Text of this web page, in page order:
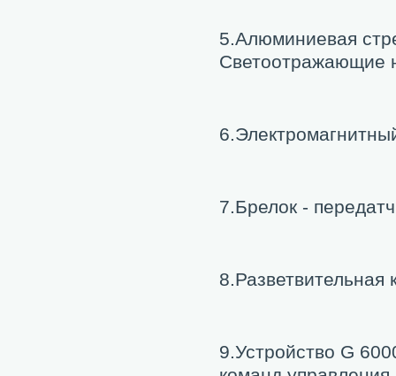
5.Алюминиевая
Светоотражающие
7.Брелок -
8.Разветвительная
9.Устройство G